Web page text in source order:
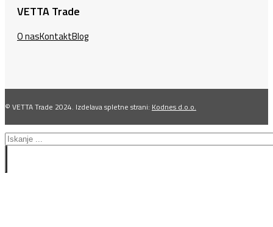
VETTA Trade
O nasKontaktBlog
© VETTA Trade 2024. Izdelava spletne strani: Kodnes d.o.o.
Search